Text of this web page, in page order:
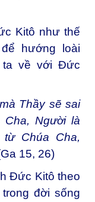
Kitô như thế
hướng loài
ta về với Đức
Thầy sẽ sai
Người là
Chúa Cha,
15, 26)
Đức Kitô theo
đời sống